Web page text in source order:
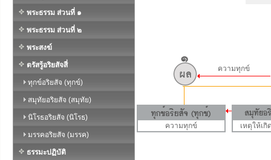
พระธรรม ส่วนที่ ๑
พระธรรม ส่วนที่ ๒
พระสงฆ์
ตรัสรู้อริยสัจสี่
ทุกข์อริยสัจ (ทุกข์)
สมุทัยอริยสัจ (สมุทัย)
นิโรธอริยสัจ (นิโรธ)
มรรคอริยสัจ (มรรค)
ธรรมะปฏิบัติ
ความทุกข์
ความทุกข์ เหตุให้เ